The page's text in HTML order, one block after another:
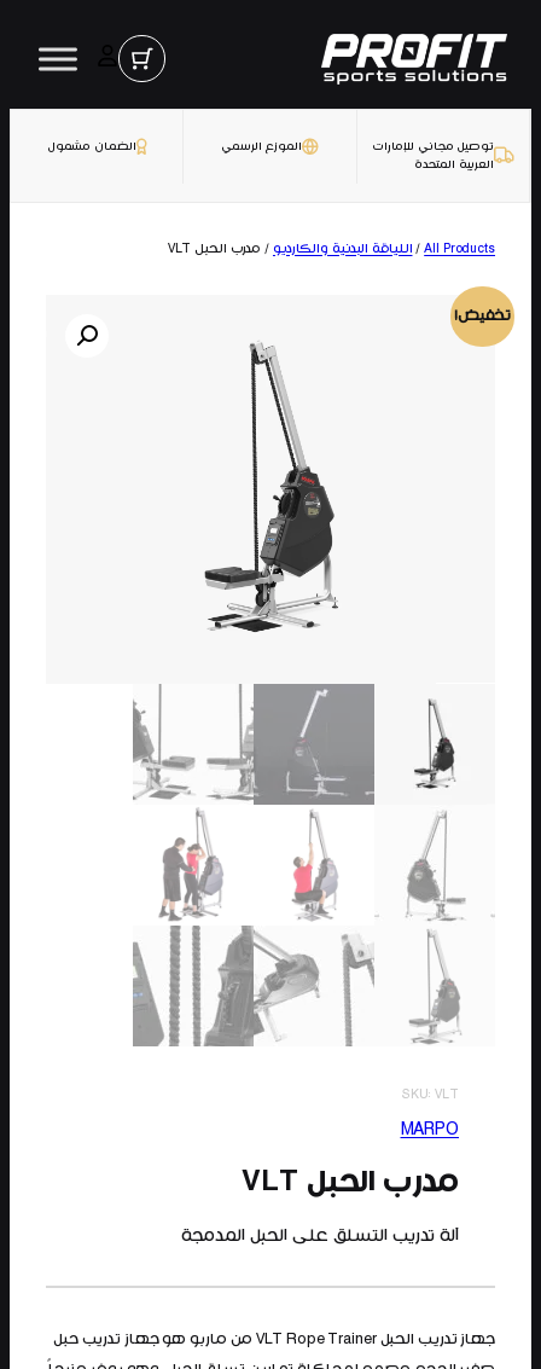
المحتوى
توصيل مجاني للإمارات
العربية المتحدة
الموزع الرسمي الضمان مشمول
All Products
/ اللياقة البدنية والكارديو / مدرب الحبل VLT
تخفيض!
SKU: VLT
MARPO
مدرب الحبل VLT
آلة تدريب التسلق على الحبل المدمجة
جهاز تدريب الحبل VLT Rope Trainer من ماربو هو جهاز تدريب حبل
Email Address
SEND